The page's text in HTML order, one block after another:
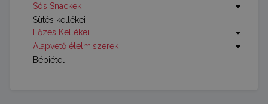
Sós Snackek
Sütés kellékei
Főzés Kellékei
Alapvető élelmiszerek
Bébiétel